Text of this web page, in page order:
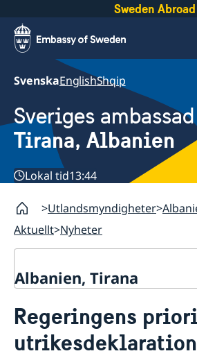
Sweden Abroad
SvenskaEnglishShqip
Sveriges ambassad
Tirana, Albanien
Lokal tid13:44
Utlandsmyndigheter
Aktuellt Nyheter
Albanien, Tirana
Om oss
Ambassadör
Så stöttar vi svenska företag
Regeringens